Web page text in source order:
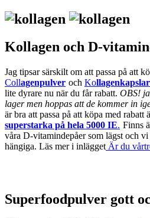
Kollagen och D-
Jag tipsar särskilt om att passa på att
Collagenpulver och Ko
lite dyrare nu när du får rabatt. OBS!
lager men hoppas att de kommer in
är bra att passa på att köpa med rabatt
superstarka på hela 5000 IE. Finns
våra D-vitamindepåer som lägst och
hängiga. Läs mer i inlägget Är du
Superfoodpulver gott